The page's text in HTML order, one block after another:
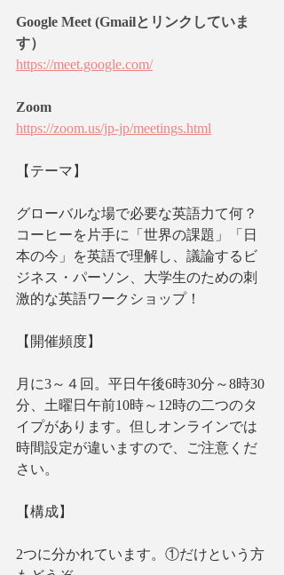
Google Meet (Gmailとリンクしていま
す）
https://meet.google.com/
Zoom
https://zoom.us/jp-jp/meetings.html
【テーマ】
グローバルな場で必要な英語力て何？
コーヒーを片手に「世界の課題」「日
本の今」を英語で理解し、議論するビ
ジネス・パーソン、大学生のための刺
激的な英語ワークショップ！
【開催頻度】
月に3～４回。平日午後6時30分～8時30
分、土曜日午前10時～12時の二つのタ
イプがあります。但しオンラインでは
時間設定が違いますので、ご注意くだ
さい。
【構成】
2つに分かれています。①だけという方